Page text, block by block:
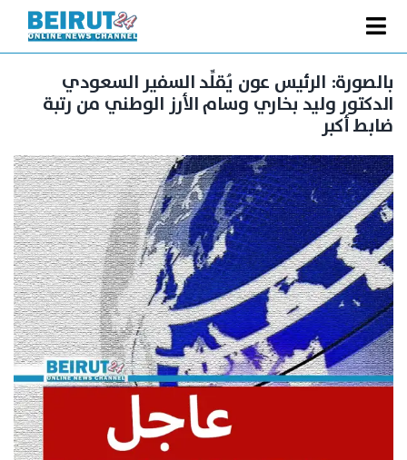
content
Toggle
Navigation
الصفحة الرئيسية
سياسة
فنّ
رياضة
متفرقات
Podcast
من نحن
البحث
عن:
بالصورة: الرئيس عون يُقلِّد السفير السعودي
الدكتور وليد بخاري وسام الأرز الوطني من رتبة
ضابط أكبر